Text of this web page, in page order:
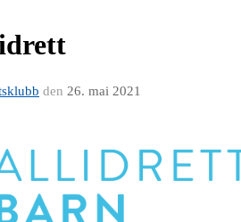
den 26. mai 2021